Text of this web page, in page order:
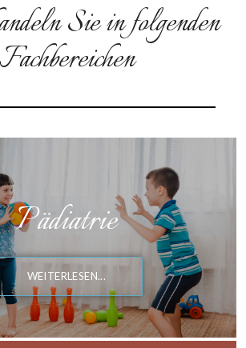
Sie in folgenden
Fachbereichen
Pädiatrie
WEITERLESEN...